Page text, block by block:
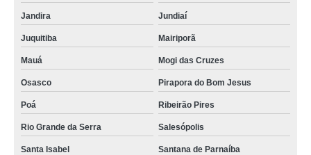
Jandira Jundiaí
Juquitiba Mairiporã
Mauá Mogi das Cruzes
Osasco Pirapora do Bom Jesus
Poá Ribeirão Pires
Rio Grande da Serra Salesópolis
Santa Isabel Santana de Parnaíba